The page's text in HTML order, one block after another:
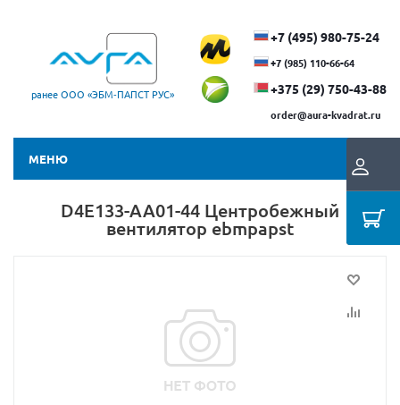
ранее ООО «ЭБМ‑ПАПСТ РУС»
+7 (495) 980-75-24
+7 (985) 110-66-64
+375 (29) ​750-43-88
order@aura-kvadrat.ru
МЕНЮ
D4E133-AA01-44 Центробежный
вентилятор ebmpapst